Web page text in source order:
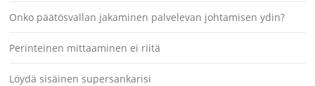
Onko päätösvallan jakaminen palvelevan johtamisen ydin?
Perinteinen mittaaminen ei riitä
Löydä sisäinen supersankarisi